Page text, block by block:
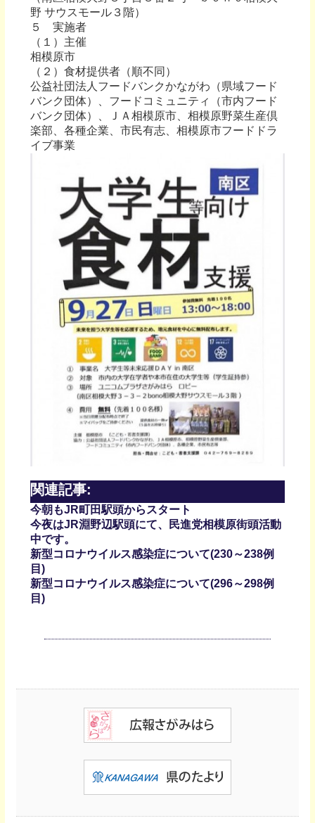
野 サウスモール３階）
５ 実施者
（１）主催
相模原市
（２）食材提供者（順不同）
公益社団法人フードバンクかながわ（県域フード
バンク団体）、フードコミュニティ（市内フード
バンク団体）、ＪＡ相模原市、相模原野菜生産倶
楽部、各種企業、市民有志、相模原市フードドラ
イブ事業
関連記事:
今朝もJR町田駅頭からスタート
今夜はJR淵野辺駅頭にて、民進党相模原街頭活動
中です。
新型コロナウイルス感染症について(230～238例
目)
新型コロナウイルス感染症について(296～298例
目)